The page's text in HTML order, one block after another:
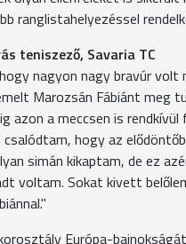
ranglistahelyezéssel
teniszező, Savaria TC
nagyon nagy bravúr volt
Marozsán Fábiánt meg
azon a meccsen is
hogy az
simán kikaptam, de ez
voltam. Sokat kivett
Európa-